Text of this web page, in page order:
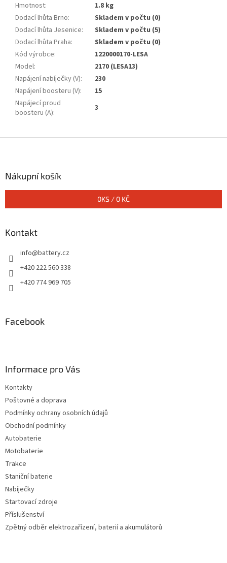
Hmotnost:
1.8 kg
Dodací lhůta Brno:
Skladem v počtu (0)
Dodací lhůta Jesenice:
Skladem v počtu (5)
Dodací lhůta Praha:
Skladem v počtu (0)
Kód výrobce:
1220000170-LESA
Model:
2170 (LESA13)
Napájení nabíječky (V):
230
Napájení boosteru (V):
15
Napájecí proud
boosteru (A): 3
Nákupní košík
0KS / 0 KČ
Kontakt
info@battery.cz
+420 222 560 338
+420 774 969 705
Facebook
Informace pro Vás
Kontakty
Poštovné a doprava
Podmínky ochrany osobních údajů
Obchodní podmínky
Autobaterie
Motobaterie
Trakce
Staniční baterie
Nabíječky
Startovací zdroje
Příslušenství
Zpětný odběr elektrozařízení, baterií a akumulátorů